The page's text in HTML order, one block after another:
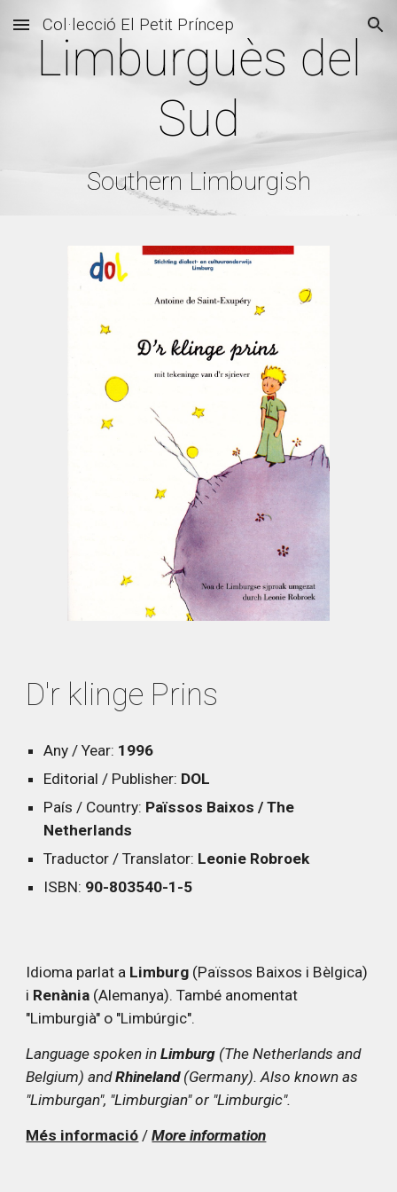
Skip to main content Skip to navigation
Col·lecció El Petit Príncep
Limburguès del
Sud
Southern Limburgish
D'r klinge Prins
Any / Year: 1996
Editorial / Publisher: DOL
País / Country: Païssos Baixos / The
Netherlands
Traductor / Translator: Leonie Robroek
ISBN: 90-803540-1-5
Idioma parlat a Limburg (Païssos Baixos i Bèlgica)
i Renània (Alemanya). També anomentat
"Limburgià" o "Limbúrgic".
Language spoken inLimburg (The Netherlands and
Belgium) andRhineland (Germany). Also known as
"Limburgan", "Limburgian" or "Limburgic".
Més informació /More information